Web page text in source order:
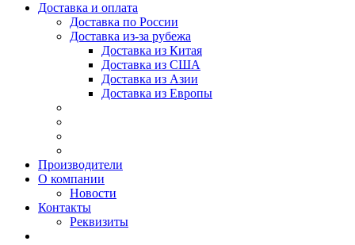
Доставка и оплата
Доставка по России
Доставка из-за рубежа
Доставка из Китая
Доставка из США
Доставка из Азии
Доставка из Европы
Производители
О компании
Новости
Контакты
Реквизиты